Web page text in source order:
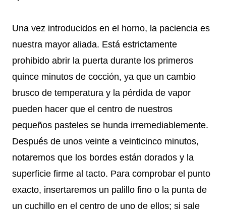
Una vez introducidos en el horno, la paciencia es
nuestra mayor aliada. Está estrictamente
prohibido abrir la puerta durante los primeros
quince minutos de cocción, ya que un cambio
brusco de temperatura y la pérdida de vapor
pueden hacer que el centro de nuestros
pequeños pasteles se hunda irremediablemente.
Después de unos veinte a veinticinco minutos,
notaremos que los bordes están dorados y la
superficie firme al tacto. Para comprobar el punto
exacto, insertaremos un palillo fino o la punta de
un cuchillo en el centro de uno de ellos; si sale